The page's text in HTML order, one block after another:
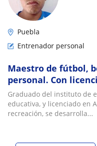
Puebla
Entrenador personal
Maestro de fútbol,
personal. Con
Acondicionamiento
Graduado del instituto de
educativa, y licenciado en
recreación, se desarrolla...